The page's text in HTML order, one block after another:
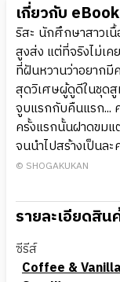
เกี่ยวกับ
ริสะ นักศึกษาสาวเ
สูงส่ง แต่ที่จริงไม่เ
ที่ฝันหวานว่าอยากมี
สุดวิเศษผู้ดูดีในชุด
จูบแรกกับคืนแรก...
ครั้งแรกนั้นฝาดขมแ
จนนำไปสร้างเป็นล
© SHOGAKUKAN
รายละเอียดสิน
ซีรีส์
Coffee &